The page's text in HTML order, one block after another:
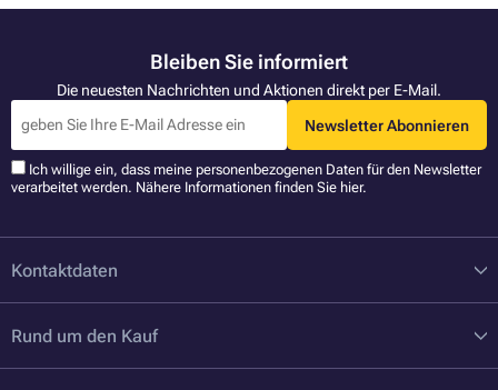
Bleiben Sie informiert
Die neuesten Nachrichten und Aktionen direkt per E-Mail.
Newsletter Abonnieren
Ich willige ein, dass meine personenbezogenen Daten für den Newsletter
verarbeitet werden. Nähere Informationen finden Sie hier.
Kontaktdaten
Rund um den Kauf